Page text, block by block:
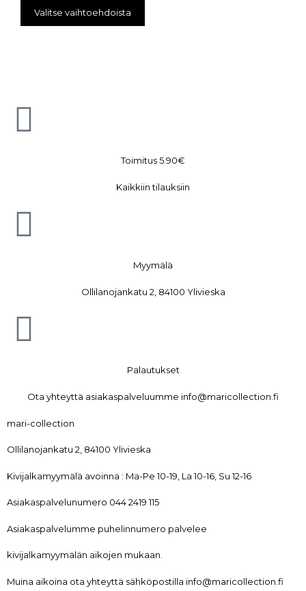
Valitse vaihtoehdoista
Toimitus 5.90€
Kaikkiin tilauksiin
Myymälä
Ollilanojankatu 2, 84100 Ylivieska
Palautukset
Ota yhteyttä asiakaspalveluumme info@maricollection.fi
mari-collection
Ollilanojankatu 2, 84100 Ylivieska
Kivijalkamyymälä avoinna : Ma-Pe 10-19, La 10-16, Su 12-16
Asiakaspalvelunumero 044 2419 115
Asiakaspalvelumme puhelinnumero palvelee
kivijalkamyymälän aikojen mukaan.
Muina aikoina ota yhteyttä sähköpostilla info@maricollection.fi